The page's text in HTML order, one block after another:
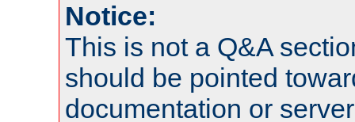
Notice:
This is not a Q&A
should be pointed
documentation or